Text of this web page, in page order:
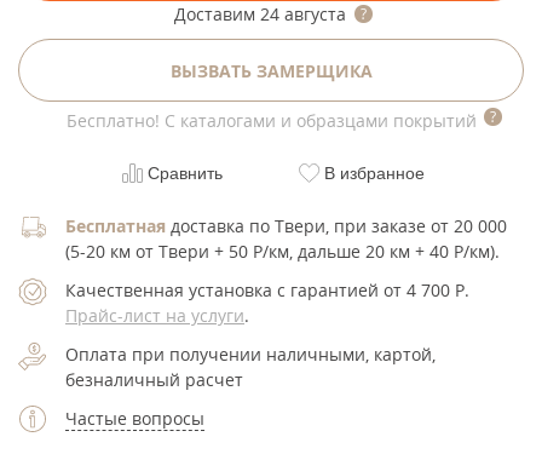
Доставим 24 августа
ВЫЗВАТЬ ЗАМЕРЩИКА
Бесплатно! С каталогами и образцами покрытий
Сравнить В избранное
Бесплатная доставка по Твери, при заказе от 20 000
(5-20 км от Твери + 50 Р/км, дальше 20 км + 40 Р/км).
Качественная установка с гарантией от 4 700 Р.
Прайс-лист на услуги.
Оплата при получении наличными, картой,
безналичный расчет
Частые вопросы